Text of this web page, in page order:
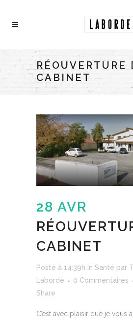
RÉOUVERTURE
CABINET
28 AVR
CABINET
Posté à 14:39h in Santé par
Laborde
0 Commentaires
Share
C’est avec plaisir que je vous